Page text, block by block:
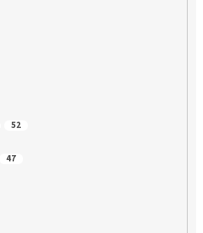
52
47